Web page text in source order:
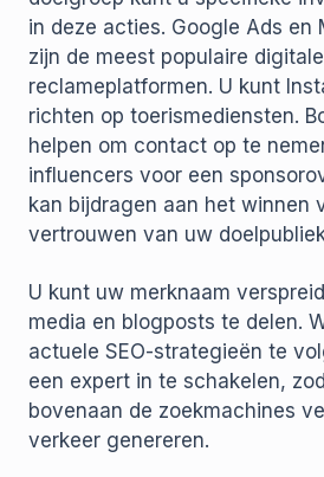
in deze acties. Google Ads en
zijn de meest populaire digitale
reclameplatformen. U kunt
richten op toerismediensten.
helpen om contact op te
influencers voor een
kan bijdragen aan het winnen
vertrouwen van uw
U kunt uw merknaam
media en blogposts te delen.
actuele SEO-strategieën te
een expert in te schakelen,
bovenaan de zoekmachines
verkeer genereren.